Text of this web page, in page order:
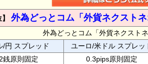
外為どっとコム「外貨ネクストネ
外為どっとコム「外貨ネクスト
/円 スプレッド
ユーロ/米ドル スプレッ
銭原則固定
0.3pips原則固定